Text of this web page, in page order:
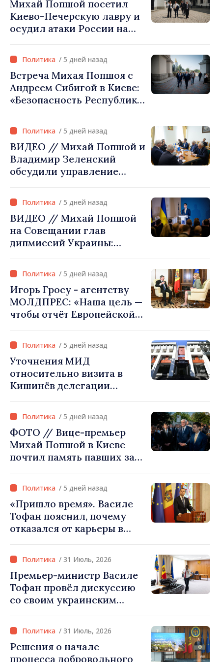
в оценке и
межведомственной
координации»
Михай Попшой посетил
Киево-Печерскую лавру и
осудил атаки России на
Украины
/ 5 дней назад
Встреча Михая Попшоя с
Андреем Сибигой в Киеве:
«Безопасность Республики
безопасностью Украины»
/ 5 дней назад
ВИДЕО // Михай Попшой и
Владимир Зеленский
обсудили управление
ситуацией в бассейне реки
Днестр и совместные
проекты в сфере
инфраструктуры и
энергетики
/ 5 дней назад
ВИДЕО // Михай Попшой
на Совещании глав
дипмиссий Украины:
сделала свой выбор. Мы
вместе с Украиной»
/ 5 дней назад
Игорь Гросу - агентству
МОЛДПРЕС: «Наша цель —
чтобы отчёт Европейской
ещё лучше»
/ 5 дней назад
Уточнения МИД
относительно визита в
Кишинёв делегации
хозяйства Афганистана
/ 5 дней назад
ФОТО // Вице-премьер
Михай Попшой в Киеве
почтил память павших за
война должна
прекратиться»/ 5 дней назад
«Пришло время». Василе
Тофан пояснил, почему
отказался от карьеры в
премьер-министра. Что
думает Игорь Гросу о
новом главе правительства
/ 31 Июль, 2026
Премьер-министр Василе
Тофан провёл дискуссию
со своим украинским
Корецким: «Наши
государства выстроили
отношения, основанные на
/ 31 Июль, 2026
Решения о начале
процесса добровольного